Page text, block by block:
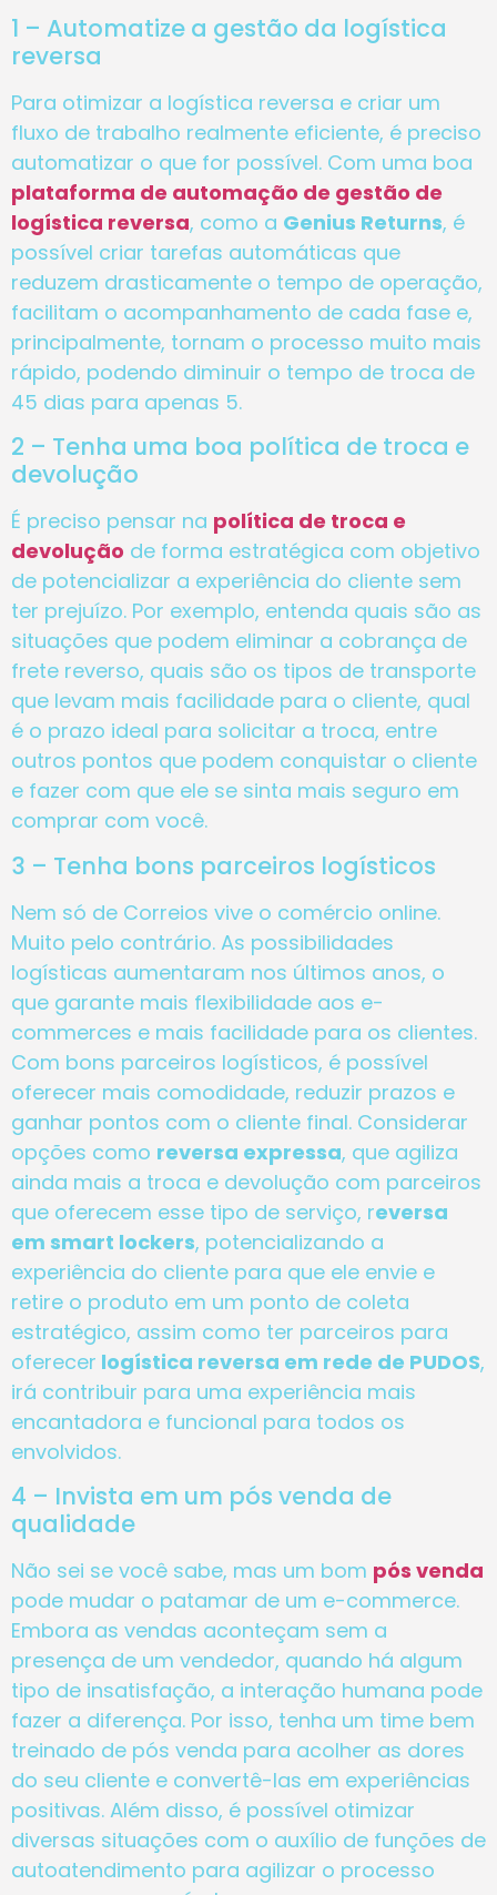
1 – Automatize a gestão da logística
reversa
Para otimizar a logística reversa e criar um
fluxo de trabalho realmente eficiente, é preciso
automatizar o que for possível. Com uma boa
plataforma de automação de gestão de
logística reversa, como a Genius Returns, é
possível criar tarefas automáticas que
reduzem drasticamente o tempo de operação,
facilitam o acompanhamento de cada fase e,
principalmente, tornam o processo muito mais
rápido, podendo diminuir o tempo de troca de
45 dias para apenas 5.
2 – Tenha uma boa política de troca e
devolução
É preciso pensar na política de troca e
devolução de forma estratégica com objetivo
de potencializar a experiência do cliente sem
ter prejuízo. Por exemplo, entenda quais são as
situações que podem eliminar a cobrança de
frete reverso, quais são os tipos de transporte
que levam mais facilidade para o cliente, qual
é o prazo ideal para solicitar a troca, entre
outros pontos que podem conquistar o cliente
e fazer com que ele se sinta mais seguro em
comprar com você.
3 – Tenha bons parceiros logísticos
Nem só de Correios vive o comércio online.
Muito pelo contrário. As possibilidades
logísticas aumentaram nos últimos anos, o
que garante mais flexibilidade aos e-
commerces e mais facilidade para os clientes.
Com bons parceiros logísticos, é possível
oferecer mais comodidade, reduzir prazos e
ganhar pontos com o cliente final. Considerar
opções como reversa expressa, que agiliza
ainda mais a troca e devolução com parceiros
que oferecem esse tipo de serviço, reversa
em smart lockers, potencializando a
experiência do cliente para que ele envie e
retire o produto em um ponto de coleta
estratégico, assim como ter parceiros para
oferecer logística reversa em rede de PUDOS,
irá contribuir para uma experiência mais
encantadora e funcional para todos os
envolvidos.
4 – Invista em um pós venda de
qualidade
Não sei se você sabe, mas um bom pós venda
pode mudar o patamar de um e-commerce.
Embora as vendas aconteçam sem a
presença de um vendedor, quando há algum
tipo de insatisfação, a interação humana pode
fazer a diferença. Por isso, tenha um time bem
treinado de pós venda para acolher as dores
do seu cliente e convertê-las em experiências
positivas. Além disso, é possível otimizar
diversas situações com o auxílio de funções de
autoatendimento para agilizar o processo